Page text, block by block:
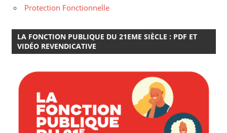
Protection Fonctionnelle
LA FONCTION PUBLIQUE DU 21EME SIÈCLE : PDF ET
VIDÉO REVENDICATIVE